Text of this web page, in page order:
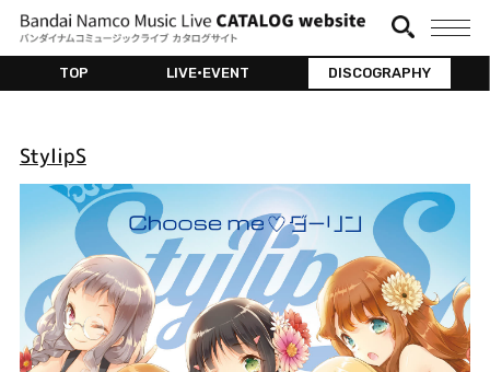
TOP LIVE•EVENT DISCOGRAPHY
StylipS